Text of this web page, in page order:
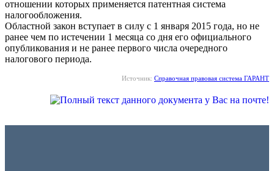
отношении которых применяется патентная система
налогообложения.
Областной закон вступает в силу с 1 января 2015 года, но не
ранее чем по истечении 1 месяца со дня его официального
опубликования и не ранее первого числа очередного
налогового периода.
Источник: Справочная правовая система ГАРАНТ